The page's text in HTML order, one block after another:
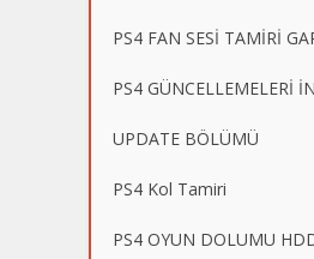
PS4 FAN SESİ TAMİRİ
PS4 GÜNCELLEMELERİ
UPDATE BÖLÜMÜ
PS4 Kol Tamiri
PS4 OYUN DOLUMU